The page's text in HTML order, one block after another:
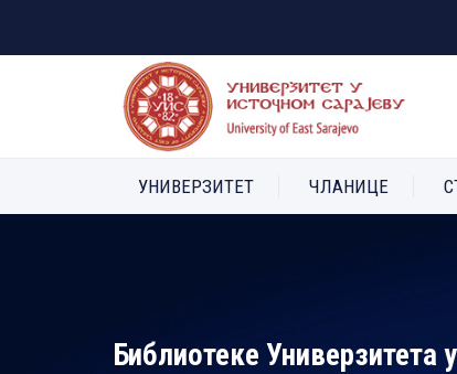
УНИВЕРЗИТЕТ ЧЛАНИЦЕ
Библиотеке Универзитета